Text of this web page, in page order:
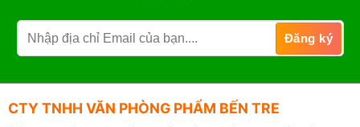
lắp đặt, lưu trữ sách vở, tài liệu khoa học.
độ cao, hỗ trợ ngồi học/làm việc đúng tư thế, bảo vệ cột
sống.
CTY TNHH VĂN PHÒNG PHẨM BẾN TRE